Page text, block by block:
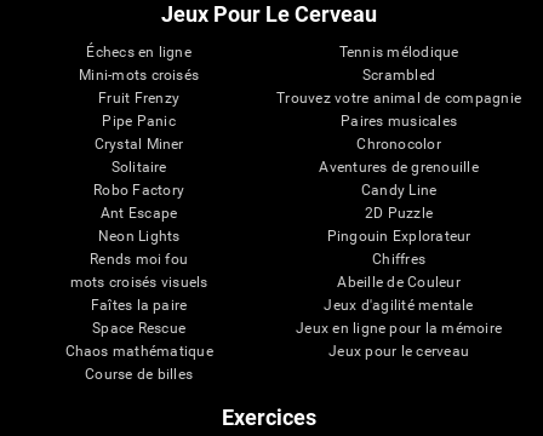
Jeux Pour Le Cerveau
Échecs en ligne
Mini-mots croisés
Fruit Frenzy
Pipe Panic
Crystal Miner
Solitaire
Robo Factory
Ant Escape
Neon Lights
Rends moi fou
mots croisés visuels
Faîtes la paire
Space Rescue
Chaos mathématique
Course de billes
Tennis mélodique
Scrambled
Trouvez votre animal de compagnie
Paires musicales
Chronocolor
Aventures de grenouille
Candy Line
2D Puzzle
Pingouin Explorateur
Chiffres
Abeille de Couleur
Jeux d'agilité mentale
Jeux en ligne pour la mémoire
Jeux pour le cerveau
Exercices